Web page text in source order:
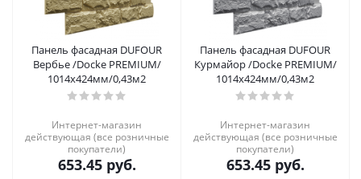
Панель фасадная DUFOUR
Вербье /Docke PREMIUM/
1014х424мм/0,43м2
Интернет-магазин
действующая (все розничные
покупатели)
653.45руб.
Панель фасадная DUFOUR
Курмайор /Docke PREMIUM/
1014х424мм/0,43м2
Интернет-магазин
действующая (все розничные
покупатели)
653.45руб.